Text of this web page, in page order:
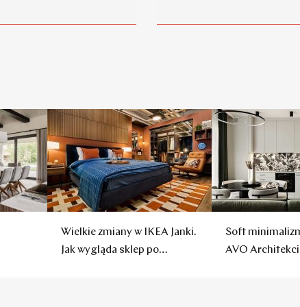
Wielkie zmiany w IKEA Janki.
Jak wygląda sklep po
Soft
AVO